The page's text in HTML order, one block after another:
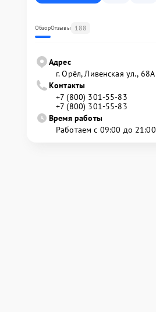
ОбзорОтзывы 188
Адрес
г. Орёл, Ливенская ул., 68А
Контакты
+7 (800) 301-55-83
+7 (800) 301-55-83
Время работы
Работаем с 09:00 до 21:00